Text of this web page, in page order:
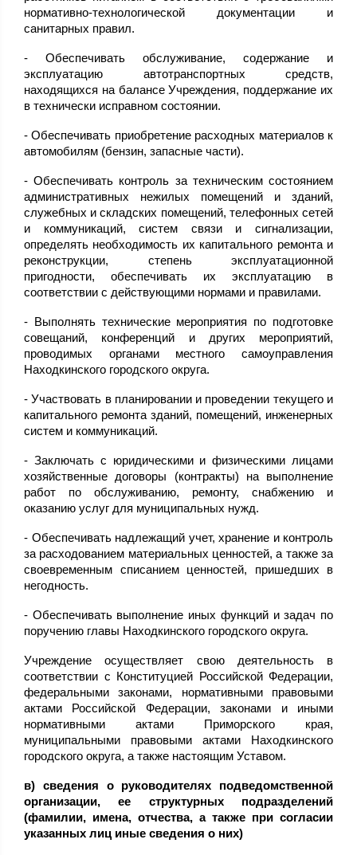
нормативно-технологической документации и
санитарных правил.
- Обеспечивать обслуживание, содержание и
эксплуатацию автотранспортных средств,
находящихся на балансе Учреждения, поддержание их
в технически исправном состоянии.
- Обеспечивать приобретение расходных материалов к
автомобилям (бензин, запасные части).
- Обеспечивать контроль за техническим состоянием
административных нежилых помещений и зданий,
служебных и складских помещений, телефонных сетей
и коммуникаций, систем связи и сигнализации,
определять необходимость их капитального ремонта и
реконструкции, степень эксплуатационной
пригодности, обеспечивать их эксплуатацию в
соответствии с действующими нормами и правилами.
- Выполнять технические мероприятия по подготовке
совещаний, конференций и других мероприятий,
проводимых органами местного самоуправления
Находкинского городского округа.
- Участвовать в планировании и проведении текущего и
капитального ремонта зданий, помещений, инженерных
систем и коммуникаций.
- Заключать с юридическими и физическими лицами
хозяйственные договоры (контракты) на выполнение
работ по обслуживанию, ремонту, снабжению и
оказанию услуг для муниципальных нужд.
- Обеспечивать надлежащий учет, хранение и контроль
за расходованием материальных ценностей, а также за
своевременным списанием ценностей, пришедших в
негодность.
- Обеспечивать выполнение иных функций и задач по
поручению главы Находкинского городского округа.
Учреждение осуществляет свою деятельность в
соответствии с Конституцией Российской Федерации,
федеральными законами, нормативными правовыми
актами Российской Федерации, законами и иными
нормативными актами Приморского края,
муниципальными правовыми актами Находкинского
городского округа, а также настоящим Уставом.
в) сведения о руководителях подведомственной
организации, ее структурных подразделений
(фамилии, имена, отчества, а также при согласии
указанных лиц иные сведения о них)